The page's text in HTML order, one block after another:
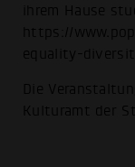
ihrem Hause
https://
equality-
Die
Kulturamt der